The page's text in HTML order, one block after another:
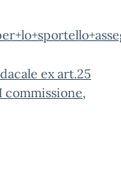
ex art.25
commissione,